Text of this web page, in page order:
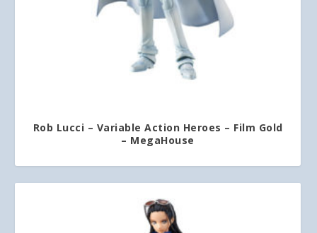
Rob Lucci – Variable Action Heroes – Film Gold
– MegaHouse